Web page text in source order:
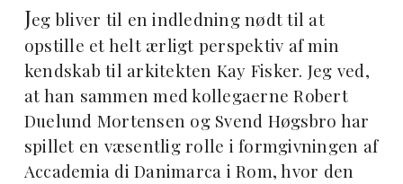
Jeg bliver til en indledning nødt til at
opstille et helt ærligt perspektiv af min
kendskab til arkitekten Kay Fisker. Jeg ved,
at han sammen med kollegaerne Robert
Duelund Mortensen og Svend Høgsbro har
spillet en væsentlig rolle i formgivningen af
Accademia di Danimarca i Rom, hvor den